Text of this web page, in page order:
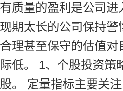
有质量的盈利是公司
现期太长的公司保持
合理甚至保守的估值
际低。 1、个股投资策
股。 定量指标主要关